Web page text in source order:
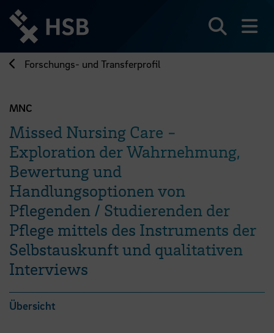
zum
Seiteninhalt
springen
Forschungs- und Transferprofil
MNC
Missed Nursing Care -
Exploration der Wahrnehmung,
Bewertung und
Handlungsoptionen von
Pflegenden / Studierenden der
Pflege mittels des Instruments der
Selbstauskunft und qualitativen
Interviews
Übersicht